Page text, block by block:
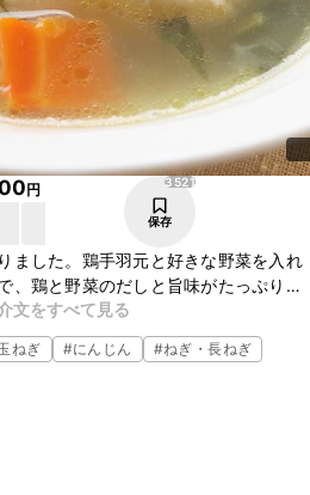
円 3521
保存
ました。鶏手羽元と好きな野菜を入れ
、鶏と野菜のだしと旨味がたっぷりな
羽元も野菜も柔らかくなっているので
、是非作ってみてください。
文をすべて見る
ねぎ #にんじん #ねぎ・長ねぎ